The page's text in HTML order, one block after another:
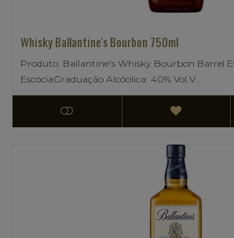
Whisky Ballantine's Bourbon 750ml
Produto: Ballantine's Whisky Bourbon Barrel
EscóciaGraduação Alcóolica: 40% Vol.V..